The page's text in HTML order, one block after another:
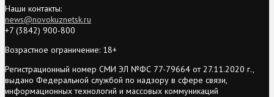
Наши контакты:
news@novokuznetsk.ru
+7 (3842) 900-800
Возрастное ограничение: 18+
Регистрационный номер СМИ ЭЛ №ФС 77-79664 от 27.11.2020 г.,
выдано Федеральной службой по надзору в сфере связи,
информационных технологий и массовых коммуникаций